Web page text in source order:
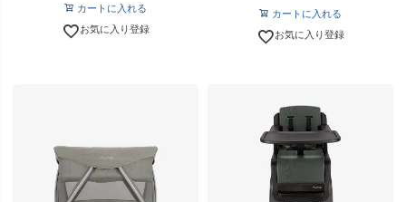
カートに入れる
お気に入り登録
カートに入れる
お気に入り登録